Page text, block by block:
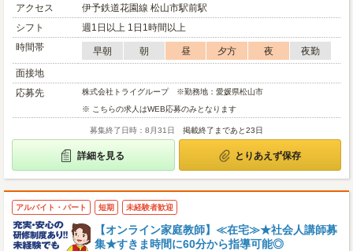
アクセス
伊予鉄道花園線 松山市駅前駅
シフト
週1日以上 1日1時間以上
時間帯
早朝 朝 昼 夕方 夜
夜勤
面接地
応募先
株式会社トライグループ ※勤務地：愛媛県松山市
※ こちらの求人はWEB応募のみとなります
募集終了日時：8月31日 掲載終了まであと23日
詳細を見る とりあえず保存
アルバイト・パート 短期 未経験者歓迎
【オンライン家庭教師】≪在宅≫★社会人講師募
集★すきま時間に60分から指導可能◎